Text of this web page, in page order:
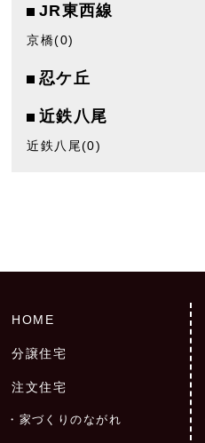
JR東西線
京橋(0)
忍ケ丘
近鉄八尾
近鉄八尾(0)
HOME
分譲住宅
注文住宅
家づくりのながれ